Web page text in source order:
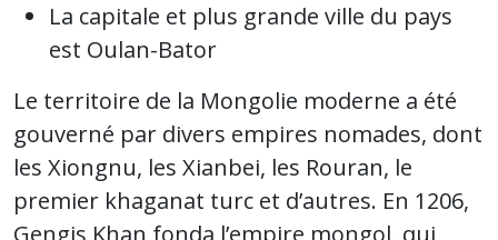
La capitale et plus grande ville du pays
est Oulan-Bator
Le territoire de la Mongolie moderne a été
gouverné par divers empires nomades, dont
les Xiongnu, les Xianbei, les Rouran, le
premier khaganat turc et d’autres. En 1206,